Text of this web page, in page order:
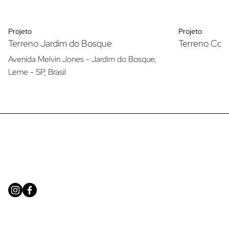
Terreno Jardim do Bosque
Avenida Melvin Jones - Jardim do Bosque,
Leme - SP, Brasil
Projeto
Terreno
Projeto